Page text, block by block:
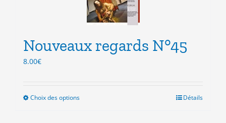
être
choisies
page
Nouveaux regards N°45
8.00€
Choix des optionsCe
Détails